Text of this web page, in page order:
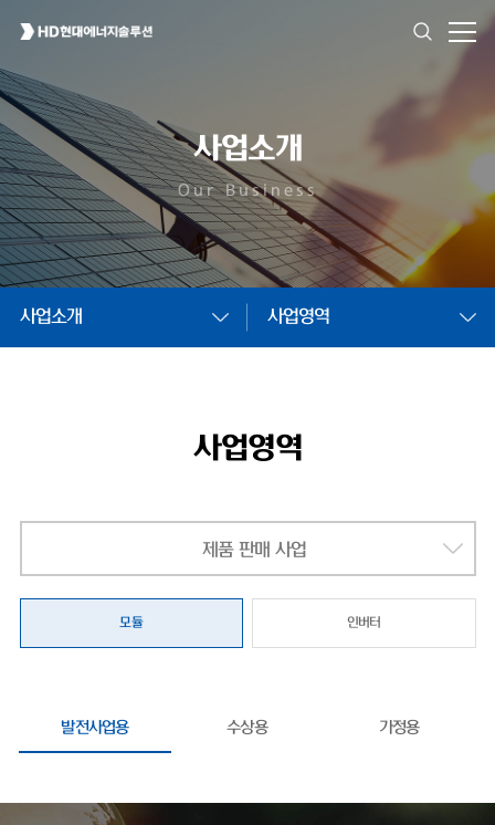
사업소개
Our Business
사업소개 사업영역
사업영역
제품 판매 사업
모듈 인버터
발전사업용 수상용 가정용